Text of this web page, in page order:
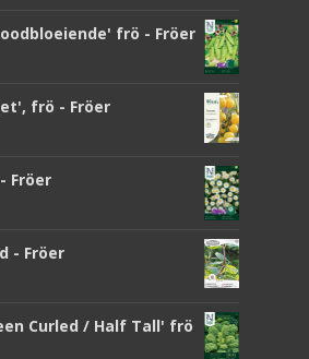
frö - Fröer
frö - Fröer
Fröer
- Fröer
Curled / Half Tall' frö